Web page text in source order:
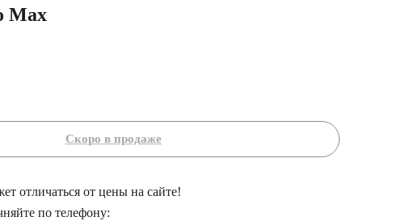
Max
отличаться от цены на сайте!
по телефону: